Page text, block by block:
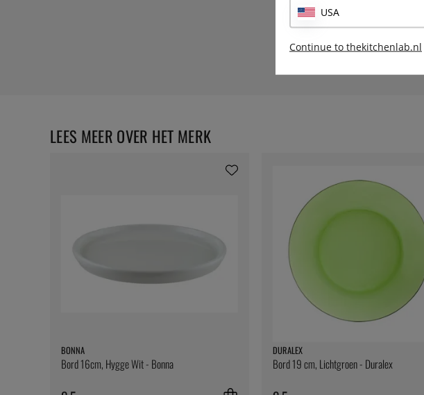
BONNA
Bord 16cm, Hygge Wit - Bonna
DURALEX
Bord 19 cm, Lichtgroen - Duralex
LEES MEER OVER HET MERK
USA
Continue to thekitchenlab.nl